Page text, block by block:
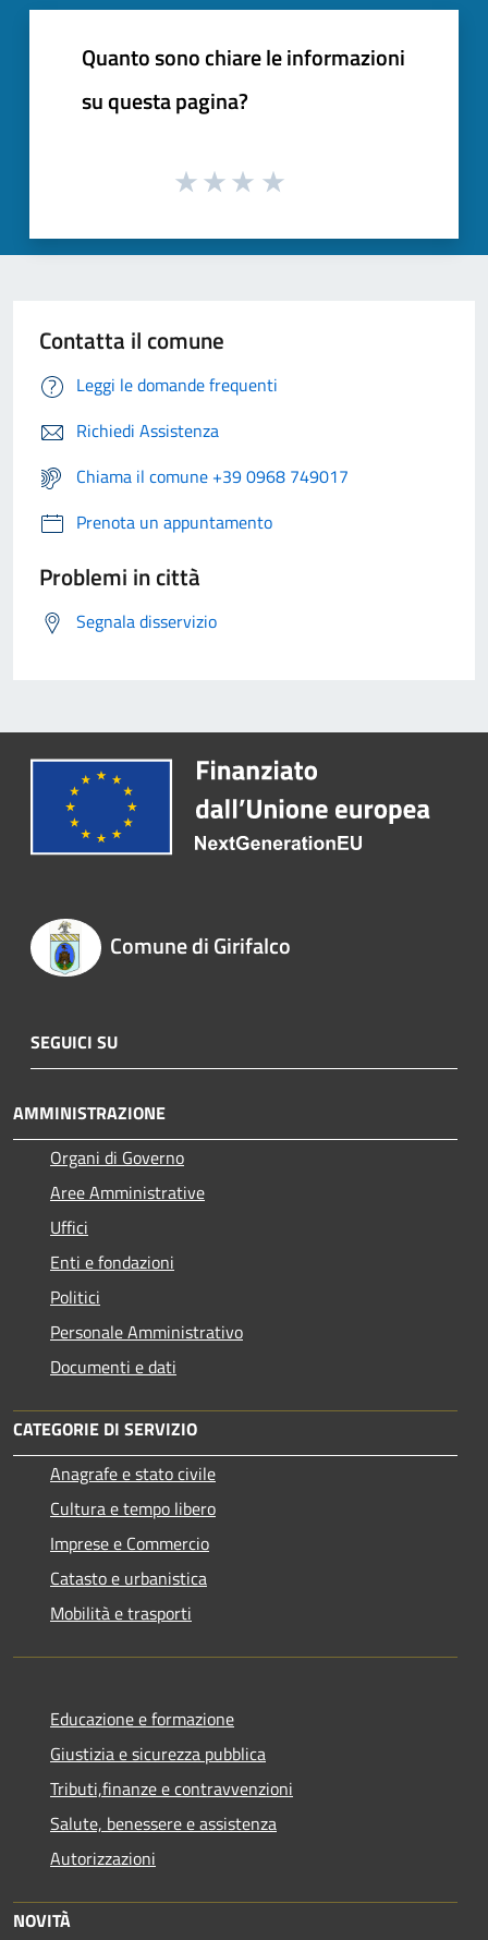
Quanto sono chiare le informazioni
su questa pagina?
Contatta il comune
Leggi le domande frequenti
Richiedi Assistenza
Chiama il comune +39 0968 749017
Prenota un appuntamento
Problemi in città
Segnala disservizio
Comune di Girifalco
SEGUICI SU
AMMINISTRAZIONE
Organi di Governo
Aree Amministrative
Uffici
Enti e fondazioni
Politici
Personale Amministrativo
Documenti e dati
CATEGORIE DI SERVIZIO
Anagrafe e stato civile
Cultura e tempo libero
Imprese e Commercio
Catasto e urbanistica
Mobilità e trasporti
Educazione e formazione
Giustizia e sicurezza pubblica
Tributi,finanze e contravvenzioni
Salute, benessere e assistenza
Autorizzazioni
NOVITÀ